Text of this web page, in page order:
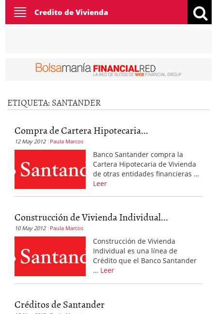
Toggle
navigation
Credito de Vivienda
ETIQUETA: SANTANDER
Compra de Cartera Hipotecaria...
12 May 2012 Paula Marcos
Banco Santander compra la
Cartera Hipotecaria de Vivienda
de otras entidades financieras …
Leer
Construcción de Vivienda Individual...
10 May 2012 Paula Marcos
Construcción de Vivienda
Individual es una línea de
Crédito que el Banco Santander
… Leer
Créditos de Santander